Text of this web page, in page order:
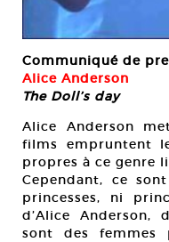
Communiqué de
Alice Anderson
The Doll’s day
Alice Anderson
films empruntent
propres à ce genre
Cependant, ce
princesses, ni
d’Alice Anderson,
sont des femmes